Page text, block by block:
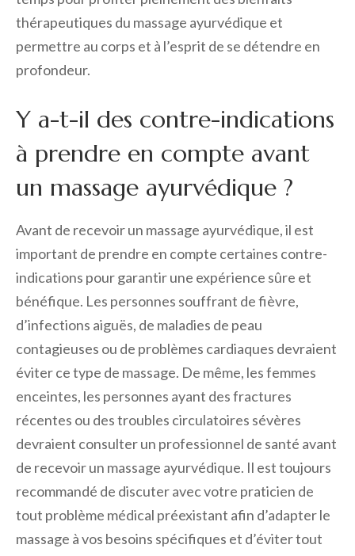
thérapeutiques du massage ayurvédique et
permettre au corps et à l’esprit de se détendre en
profondeur.
Y a-t-il des contre-indications
à prendre en compte avant
un massage ayurvédique ?
Avant de recevoir un massage ayurvédique, il est
important de prendre en compte certaines contre-
indications pour garantir une expérience sûre et
bénéfique. Les personnes souffrant de fièvre,
d’infections aiguës, de maladies de peau
contagieuses ou de problèmes cardiaques devraient
éviter ce type de massage. De même, les femmes
enceintes, les personnes ayant des fractures
récentes ou des troubles circulatoires sévères
devraient consulter un professionnel de santé avant
de recevoir un massage ayurvédique. Il est toujours
recommandé de discuter avec votre praticien de
tout problème médical préexistant afin d’adapter le
massage à vos besoins spécifiques et d’éviter tout